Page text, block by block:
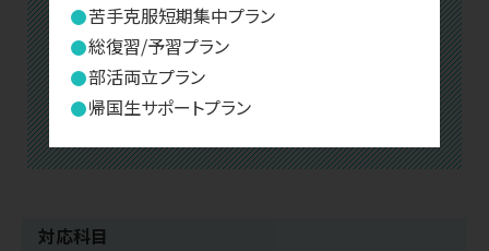
苦手克服短期集中プラン
総復習/予習プラン
部活両立プラン
帰国生サポートプラン
対応科目